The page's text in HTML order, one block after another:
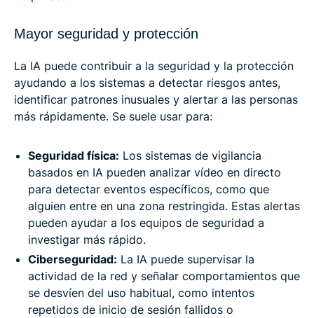
Mayor seguridad y protección
La IA puede contribuir a la seguridad y la protección
ayudando a los sistemas a detectar riesgos antes,
identificar patrones inusuales y alertar a las personas
más rápidamente. Se suele usar para:
Seguridad física: Los sistemas de vigilancia
basados en IA pueden analizar vídeo en directo
para detectar eventos específicos, como que
alguien entre en una zona restringida. Estas alertas
pueden ayudar a los equipos de seguridad a
investigar más rápido.
Ciberseguridad: La IA puede supervisar la
actividad de la red y señalar comportamientos que
se desvíen del uso habitual, como intentos
repetidos de inicio de sesión fallidos o